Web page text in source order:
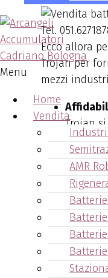
Menu
Home
Vendita
AMR
Ecco allora
Trojan per
mezzi
Trojan
tempo.
offrono
abbiate
gamma
Trojan
golf car